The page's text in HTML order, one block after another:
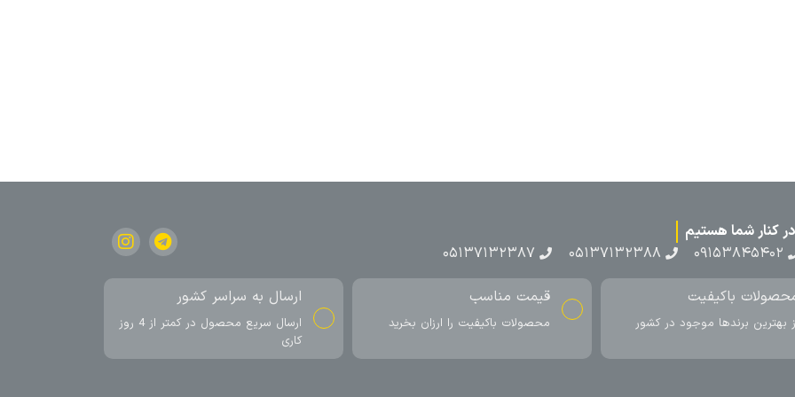
را ارزان بخرید
ارسال به سراسر کشور
ارسال سریع محصول در کمتر از 4 روز